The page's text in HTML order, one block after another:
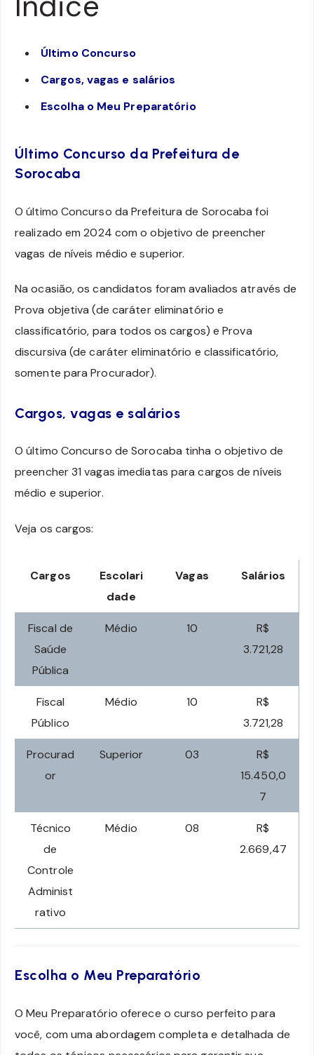
Último Concurso
Cargos, vagas e salários
Escolha o Meu Preparatório
Último Concurso da Prefeitura de
Sorocaba
O último Concurso da Prefeitura de Sorocaba foi
realizado em 2024 com o objetivo de preencher
vagas de níveis médio e superior.
Na ocasião, os candidatos foram avaliados através de
Prova objetiva (de caráter eliminatório e
classificatório, para todos os cargos) e Prova
discursiva (de caráter eliminatório e classificatório,
somente para Procurador).
Cargos, vagas e salários
O último Concurso de Sorocaba tinha o objetivo de
preencher 31 vagas imediatas para cargos de níveis
médio e superior.
Veja os cargos:
Cargos
Escolari
dade
Vagas Salários
Fiscal de
Saúde
Pública
Médio 10
R$
3.721,28
Fiscal
Público
Médio 10
R$
3.721,28
Procurad
or
Superior 03
R$
15.450,0
7
Técnico
de
Controle
Administ
rativo
Médio 08
R$
2.669,47
Escolha o Meu Preparatório
O Meu Preparatório oferece o curso perfeito para
você, com uma abordagem completa e detalhada de